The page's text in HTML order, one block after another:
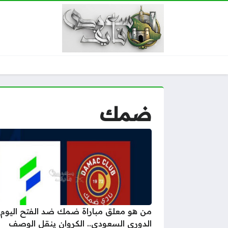
ضمك
من هو معلق مباراة ضمك ضد الفتح
الدوري السعودي.. الكروان ينقل الوصف